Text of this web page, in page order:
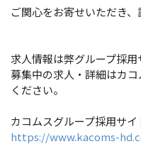
ご関心をお寄せいただき、
求人情報は弊グループ採用
募集中の求人・詳細はカ
ください。
カコムスグループ採用サイ
https://www.kacoms-